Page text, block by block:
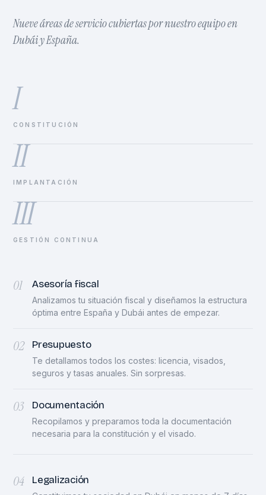
Nueve áreas de servicio cubiertas por nuestro equipo en
Dubái y España.
I
CONSTITUCIÓN
II
IMPLANTACIÓN
III
GESTIÓN CONTINUA
01 Asesoría fiscal
Analizamos tu situación fiscal y diseñamos la estructura
óptima entre España y Dubái antes de empezar.
02 Presupuesto
Te detallamos todos los costes: licencia, visados,
seguros y tasas anuales. Sin sorpresas.
03 Documentación
Recopilamos y preparamos toda la documentación
necesaria para la constitución y el visado.
04 Legalización